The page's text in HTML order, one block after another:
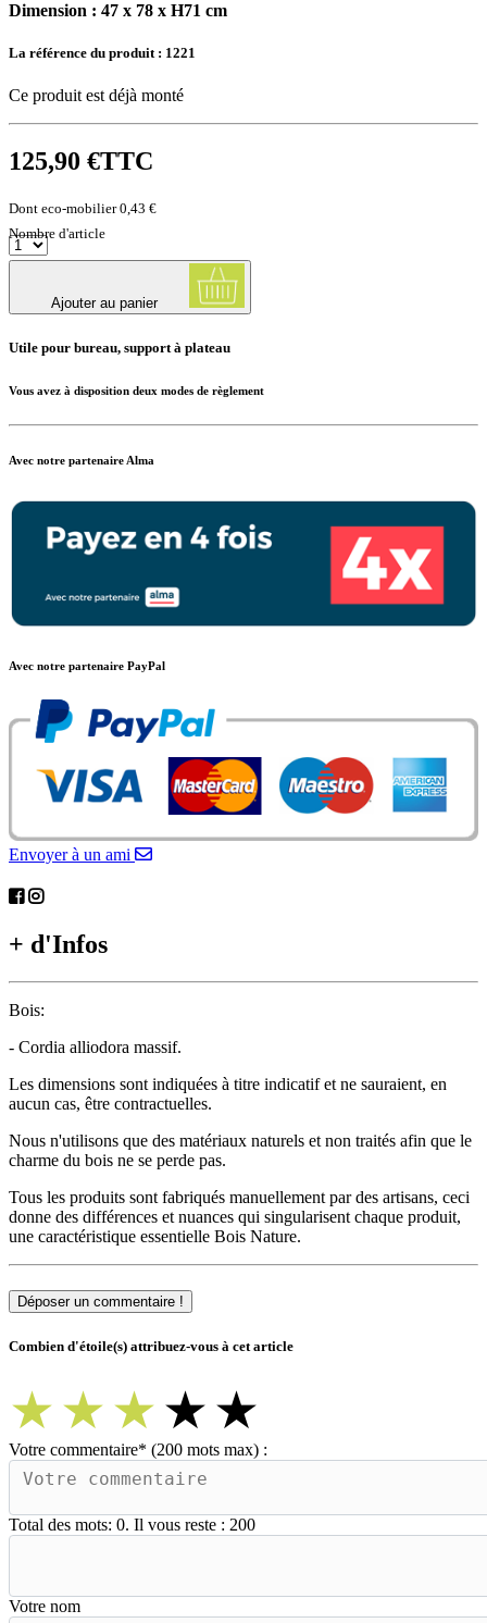
Dimension : 47 x 78 x H71 cm
La référence du produit : 1221
Ce produit est déjà monté
125,90 €TTC
Dont eco-mobilier 0,43 €
Nombre d'article
Ajouter au panier
Utile pour bureau, support à plateau
Vous avez à disposition deux modes de règlement
Avec notre partenaire Alma
Avec notre partenaire PayPal
Envoyer à un ami
+ d'Infos
Bois:
- Cordia alliodora massif.
Les dimensions sont indiquées à titre indicatif et ne sauraient, en
aucun cas, être contractuelles.
Nous n'utilisons que des matériaux naturels et non traités afin que le
charme du bois ne se perde pas.
Tous les produits sont fabriqués manuellement par des artisans, ceci
donne des différences et nuances qui singularisent chaque produit,
une caractéristique essentielle Bois Nature.
Déposer un commentaire !
Combien d'étoile(s) attribuez-vous à cet article
★★★★★
Votre commentaire* (200 mots max) :
Total des mots: 0. Il vous reste : 200
Votre nom